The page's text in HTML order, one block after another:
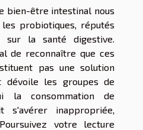
bien-être intestinal nous
probiotiques, réputés
la santé digestive.
de reconnaître que ces
pas une solution
dévoile les groupes de
la consommation de
s'avérer inappropriée,
votre lecture